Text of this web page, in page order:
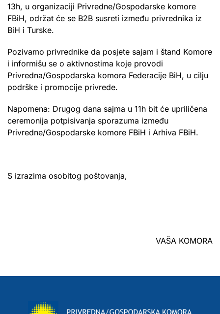
13h, u organizaciji Privredne/Gospodarske komore
FBiH, održat će se B2B susreti između privrednika iz
BiH i Turske.
Pozivamo privrednike da posjete sajam i štand Komore
i informišu se o aktivnostima koje provodi
Privredna/Gospodarska komora Federacije BiH, u cilju
podrške i promocije privrede.
Napomena: Drugog dana sajma u 11h bit će upriličena
ceremonija potpisivanja sporazuma između
Privredne/Gospodarske komore FBiH i Arhiva FBiH.
S izrazima osobitog poštovanja,
VAŠA KOMORA